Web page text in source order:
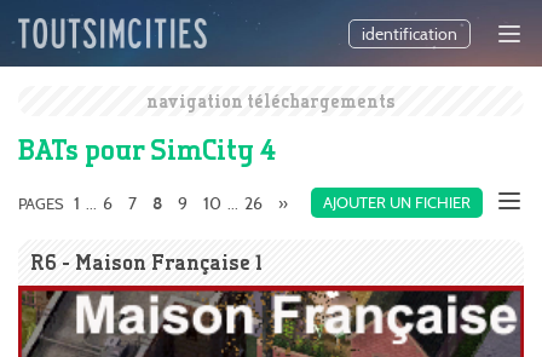
identification
navigation téléchargements
BATs pour SimCity 4
AJOUTER UN FICHIER
PAGES 1 ... 6 7 8 9 10 ... 26 »
R6 - Maison Française 1